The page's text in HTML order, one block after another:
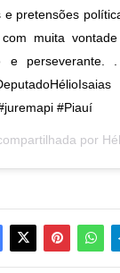
e pretensões
muita
e perseverante.
#Piauí
por